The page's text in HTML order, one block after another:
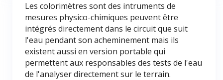
Les colorimètres sont des intruments de
mesures physico-chimiques peuvent être
intégrés directement dans le circuit que suit
l'eau pendant son acheminement mais ils
existent aussi en version portable qui
permettent aux responsables des tests de l'eau
de l'analyser directement sur le terrain.